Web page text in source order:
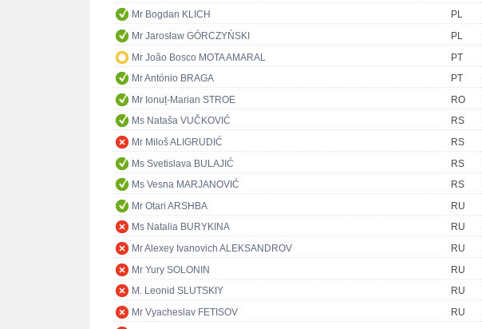
Mr Bogdan KLICH
PL
Mr Jarosław GÓRCZYŃSKI
PL
Mr João Bosco MOTA AMARAL
PT
Mr António BRAGA
PT
Mr Ionuț-Marian STROE
RO
Ms Nataša VUČKOVIĆ
RS
Mr Miloš ALIGRUDIĆ
RS
Ms Svetislava BULAJIĆ
RS
Ms Vesna MARJANOVIĆ
RS
Mr Otari ARSHBA
RU
Ms Natalia BURYKINA
RU
Mr Alexey Ivanovich ALEKSANDROV
RU
Mr Yury SOLONIN
RU
M. Leonid SLUTSKIY
RU
Mr Vyacheslav FETISOV
RU